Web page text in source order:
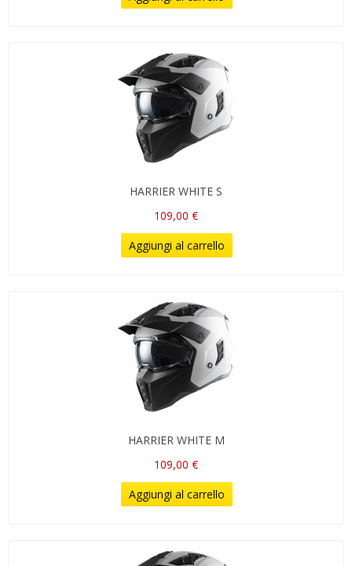
HARRIER WHITE S
109,00 €
Aggiungi al carrello
HARRIER WHITE M
109,00 €
Aggiungi al carrello